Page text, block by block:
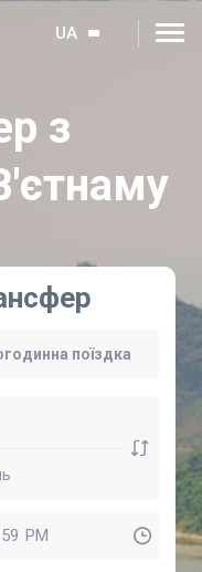
UA
з
поїздка